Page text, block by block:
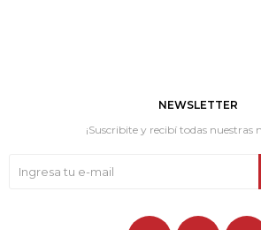
NEWSLETTER
¡Suscribite y recibí todas nuestras